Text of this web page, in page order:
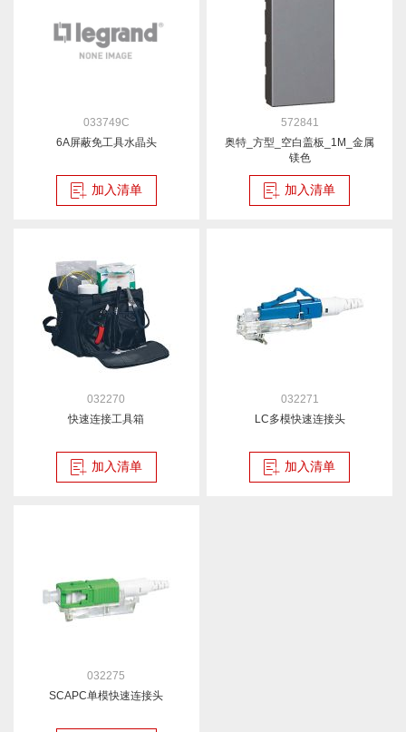
033749C
6A屏蔽免工具水晶头
加入清单
572841
奥特_方型_空白盖板_1M_金属
镁色
加入清单
032270
快速连接工具箱
加入清单
032271
LC多模快速连接头
加入清单
032275
SCAPC单模快速连接头